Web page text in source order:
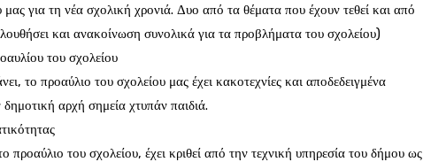
μας για τη νέα σχολική χρονιά. Δυο από τα θέματα που έχουν τεθεί και από
και ανακοίνωση συνολικά για τα προβλήματα του σχολείου)
του σχολείου
το προαύλιο του σχολείου μας έχει κακοτεχνίες και αποδεδειγμένα
αρχή σημεία χτυπάν παιδιά.
προαύλιο του σχολείου, έχει κριθεί από την τεχνική υπηρεσία του δήμου ως